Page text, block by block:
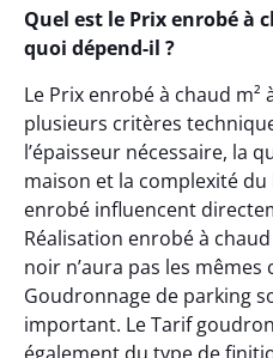
Quel est le Prix enrobé à
quoi dépend-il ?
Le Prix enrobé à chaud m²
plusieurs critères
l’épaisseur nécessaire, la
maison et la complexité
enrobé influencent
Réalisation enrobé à
noir n’aura pas les mêmes
Goudronnage de parking
important. Le Tarif